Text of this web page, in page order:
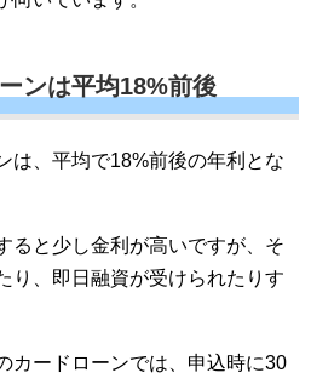
ンは平均18%前後
は、平均で18%前後の年利とな
ると少し金利が高いですが、そ
り、即日融資が受けられたりす
カードローンでは、申込時に30